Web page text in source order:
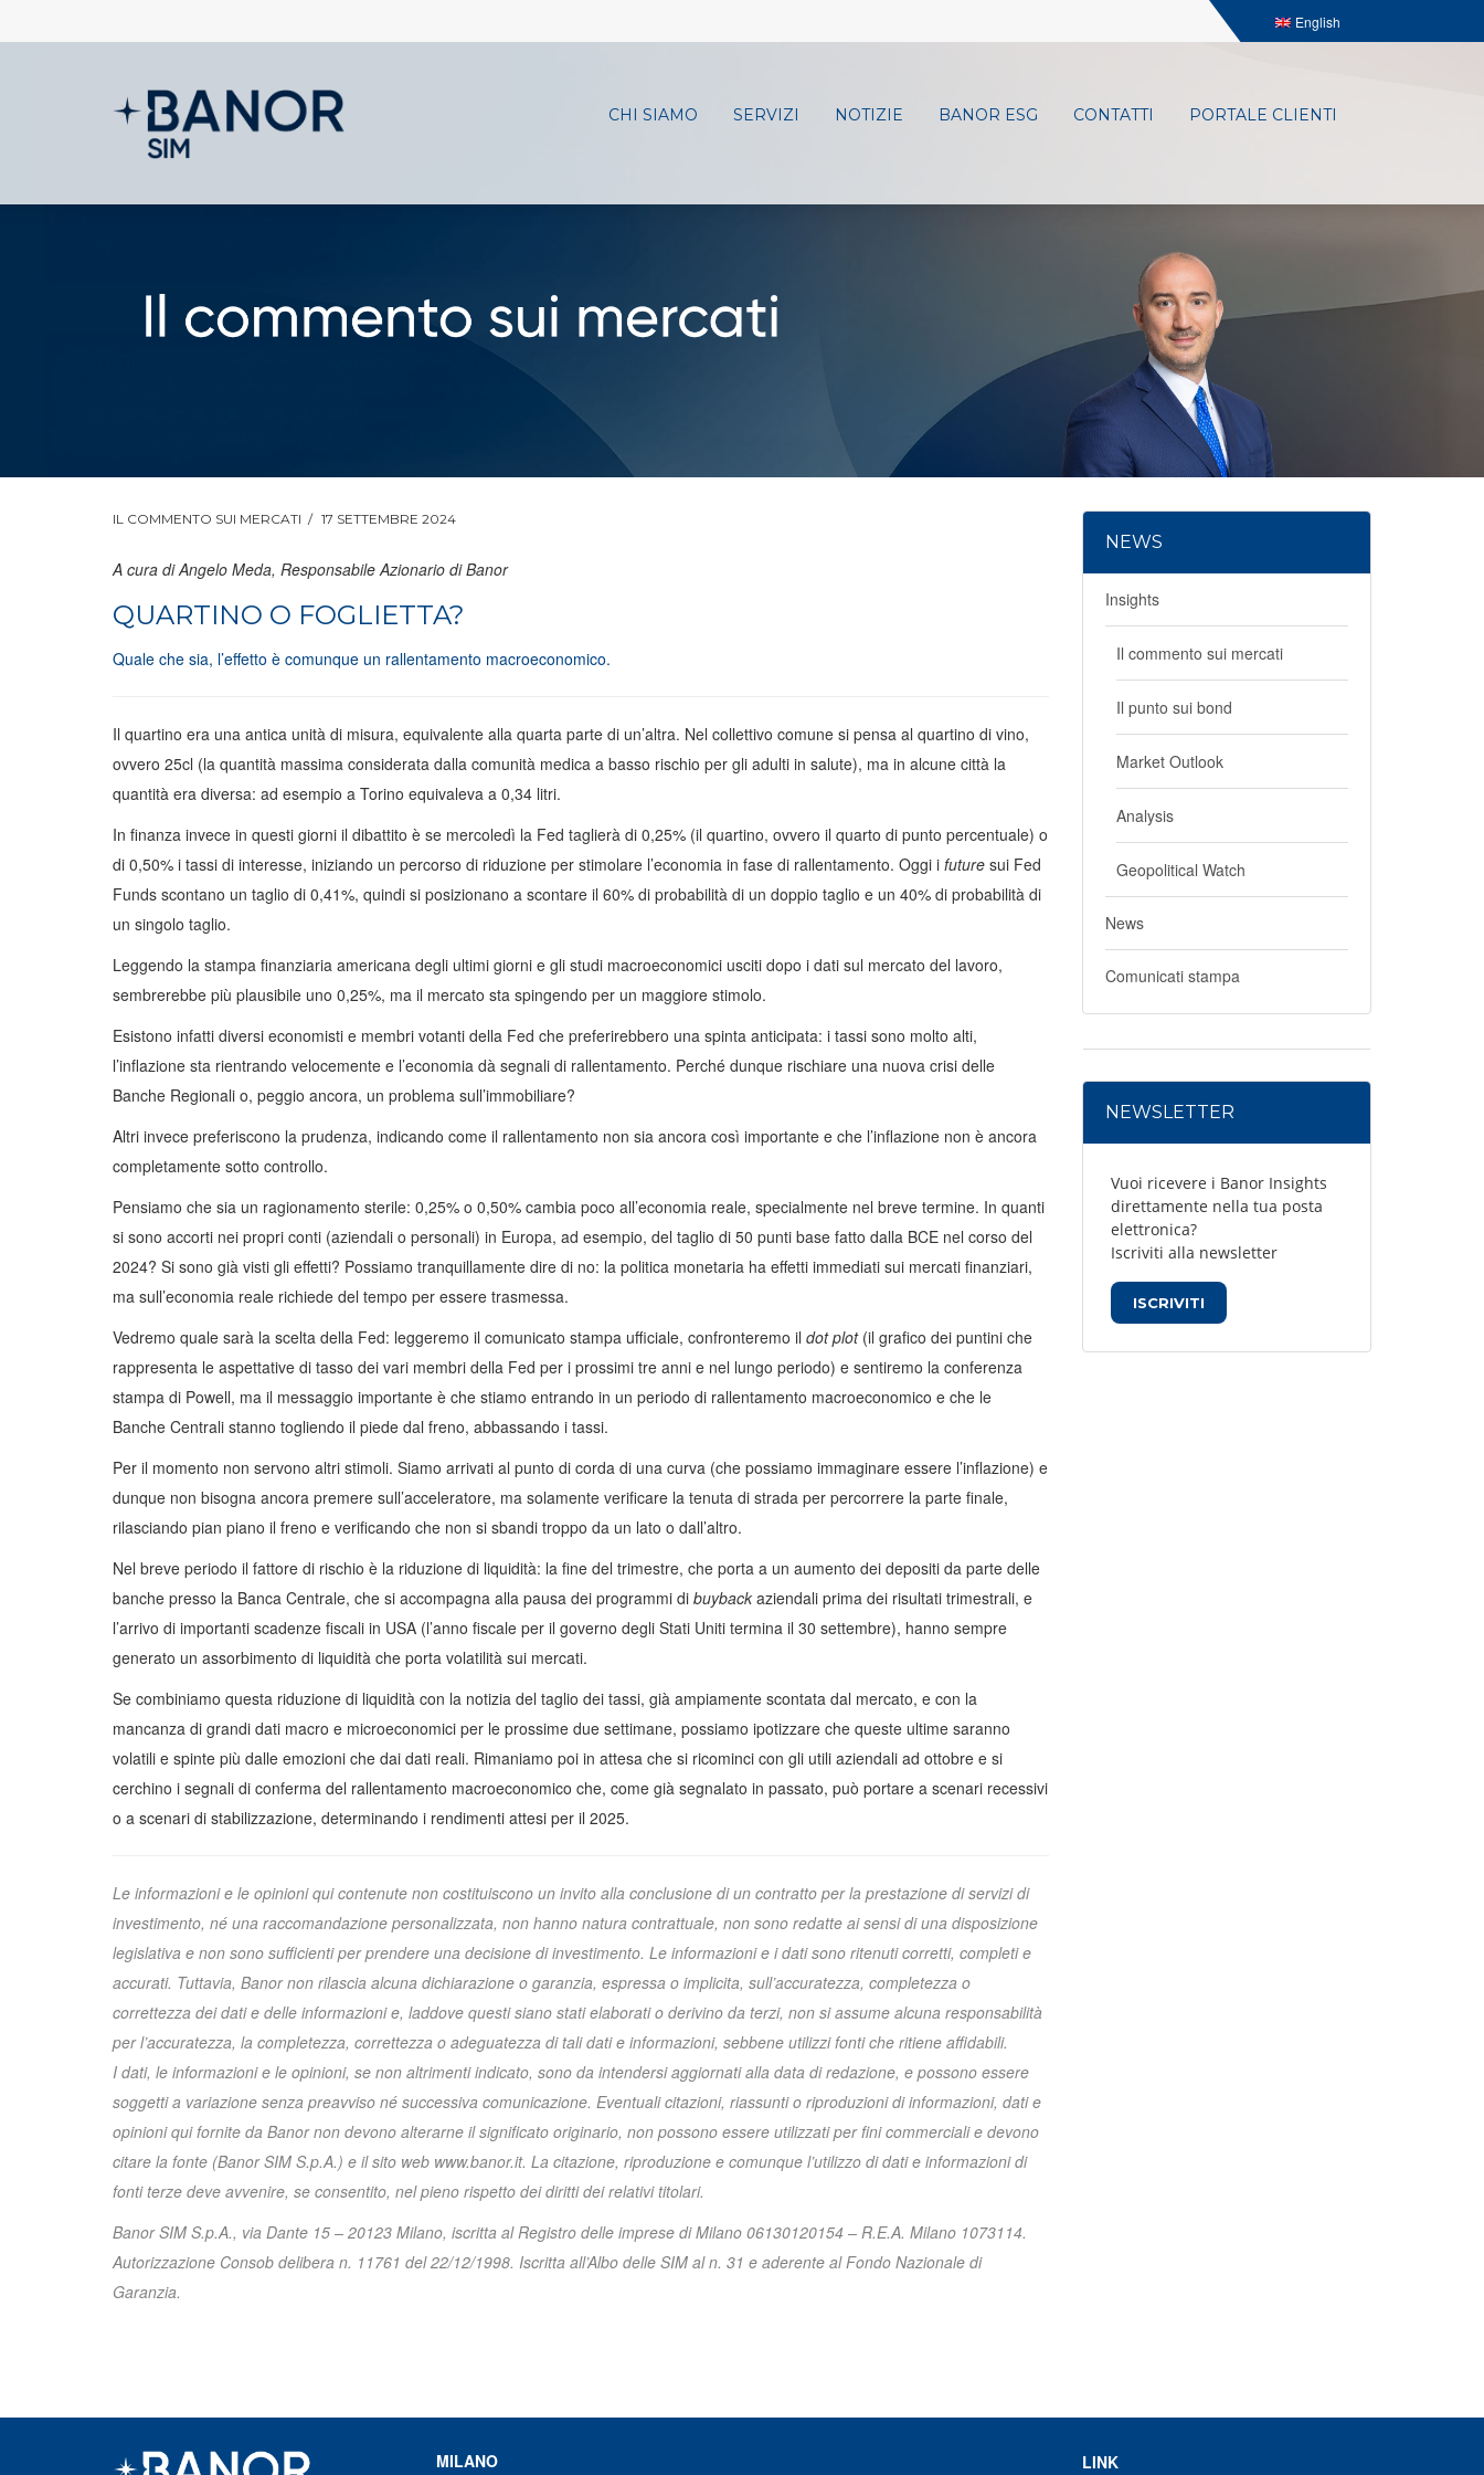
English
CHI SIAMO SERVIZI NOTIZIE BANOR ESG CONTATTI PORTALE CLIENTI
IL COMMENTO SUI MERCATI 17 SETTEMBRE 2024
A cura di Angelo Meda, Responsabile Azionario di Banor
QUARTINO O FOGLIETTA?
Quale che sia, l’effetto è comunque un rallentamento macroeconomico.
Il quartino era una antica unità di misura, equivalente alla quarta parte di un’altra. Nel collettivo comune si pensa al quartino di vino,
ovvero 25cl (la quantità massima considerata dalla comunità medica a basso rischio per gli adulti in salute), ma in alcune città la
quantità era diversa: ad esempio a Torino equivaleva a 0,34 litri.
In finanza invece in questi giorni il dibattito è se mercoledì la Fed taglierà di 0,25% (il quartino, ovvero il quarto di punto percentuale) o
di 0,50% i tassi di interesse, iniziando un percorso di riduzione per stimolare l’economia in fase di rallentamento. Oggi i future sui Fed
Funds scontano un taglio di 0,41%, quindi si posizionano a scontare il 60% di probabilità di un doppio taglio e un 40% di probabilità di
un singolo taglio.
Leggendo la stampa finanziaria americana degli ultimi giorni e gli studi macroeconomici usciti dopo i dati sul mercato del lavoro,
sembrerebbe più plausibile uno 0,25%, ma il mercato sta spingendo per un maggiore stimolo.
Esistono infatti diversi economisti e membri votanti della Fed che preferirebbero una spinta anticipata: i tassi sono molto alti,
l’inflazione sta rientrando velocemente e l’economia dà segnali di rallentamento. Perché dunque rischiare una nuova crisi delle
Banche Regionali o, peggio ancora, un problema sull’immobiliare?
Altri invece preferiscono la prudenza, indicando come il rallentamento non sia ancora così importante e che l’inflazione non è ancora
completamente sotto controllo.
Pensiamo che sia un ragionamento sterile: 0,25% o 0,50% cambia poco all’economia reale, specialmente nel breve termine. In quanti
si sono accorti nei propri conti (aziendali o personali) in Europa, ad esempio, del taglio di 50 punti base fatto dalla BCE nel corso del
2024? Si sono già visti gli effetti? Possiamo tranquillamente dire di no: la politica monetaria ha effetti immediati sui mercati finanziari,
ma sull’economia reale richiede del tempo per essere trasmessa.
Vedremo quale sarà la scelta della Fed: leggeremo il comunicato stampa ufficiale, confronteremo il dot plot (il grafico dei puntini che
rappresenta le aspettative di tasso dei vari membri della Fed per i prossimi tre anni e nel lungo periodo) e sentiremo la conferenza
stampa di Powell, ma il messaggio importante è che stiamo entrando in un periodo di rallentamento macroeconomico e che le
Banche Centrali stanno togliendo il piede dal freno, abbassando i tassi.
Per il momento non servono altri stimoli. Siamo arrivati al punto di corda di una curva (che possiamo immaginare essere l’inflazione) e
dunque non bisogna ancora premere sull’acceleratore, ma solamente verificare la tenuta di strada per percorrere la parte finale,
rilasciando pian piano il freno e verificando che non si sbandi troppo da un lato o dall’altro.
Nel breve periodo il fattore di rischio è la riduzione di liquidità: la fine del trimestre, che porta a un aumento dei depositi da parte delle
banche presso la Banca Centrale, che si accompagna alla pausa dei programmi di buyback aziendali prima dei risultati trimestrali, e
l’arrivo di importanti scadenze fiscali in USA (l’anno fiscale per il governo degli Stati Uniti termina il 30 settembre), hanno sempre
generato un assorbimento di liquidità che porta volatilità sui mercati.
Se combiniamo questa riduzione di liquidità con la notizia del taglio dei tassi, già ampiamente scontata dal mercato, e con la
mancanza di grandi dati macro e microeconomici per le prossime due settimane, possiamo ipotizzare che queste ultime saranno
volatili e spinte più dalle emozioni che dai dati reali. Rimaniamo poi in attesa che si ricominci con gli utili aziendali ad ottobre e si
cerchino i segnali di conferma del rallentamento macroeconomico che, come già segnalato in passato, può portare a scenari recessivi
o a scenari di stabilizzazione, determinando i rendimenti attesi per il 2025.
Le informazioni e le opinioni qui contenute non costituiscono un invito alla conclusione di un contratto per la prestazione di servizi di
investimento, né una raccomandazione personalizzata, non hanno natura contrattuale, non sono redatte ai sensi di una disposizione
legislativa e non sono sufficienti per prendere una decisione di investimento. Le informazioni e i dati sono ritenuti corretti, completi e
accurati. Tuttavia, Banor non rilascia alcuna dichiarazione o garanzia, espressa o implicita, sull’accuratezza, completezza o
correttezza dei dati e delle informazioni e, laddove questi siano stati elaborati o derivino da terzi, non si assume alcuna responsabilità
per l’accuratezza, la completezza, correttezza o adeguatezza di tali dati e informazioni, sebbene utilizzi fonti che ritiene affidabili.
I dati, le informazioni e le opinioni, se non altrimenti indicato, sono da intendersi aggiornati alla data di redazione, e possono essere
soggetti a variazione senza preavviso né successiva comunicazione. Eventuali citazioni, riassunti o riproduzioni di informazioni, dati e
opinioni qui fornite da Banor non devono alterarne il significato originario, non possono essere utilizzati per fini commerciali e devono
citare la fonte (Banor SIM S.p.A.) e il sito web www.banor.it. La citazione, riproduzione e comunque l’utilizzo di dati e informazioni di
fonti terze deve avvenire, se consentito, nel pieno rispetto dei diritti dei relativi titolari.
Banor SIM S.p.A., via Dante 15 – 20123 Milano, iscritta al Registro delle imprese di Milano 06130120154 – R.E.A. Milano 1073114.
Autorizzazione Consob delibera n. 11761 del 22/12/1998. Iscritta all’Albo delle SIM al n. 31 e aderente al Fondo Nazionale di
Garanzia.
NEWS
Insights
Il commento sui mercati
Il punto sui bond
Market Outlook
Analysis
Geopolitical Watch
News
Comunicati stampa
NEWSLETTER
Vuoi ricevere i Banor Insights
direttamente nella tua posta
elettronica?
Iscriviti alla newsletter
ISCRIVITI
MILANO
LINK